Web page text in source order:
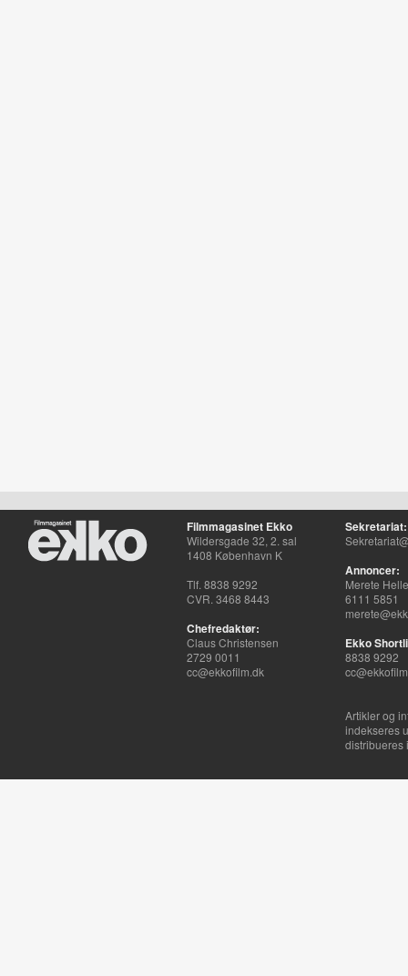
Filmmagasinet Ekko
Wildersgade 32, 2. sal
1408 København K
Tlf. 8838 9292
CVR. 3468 8443
Chefredaktør:
Claus Christensen
2729 0011
cc@ekkofilm.dk
Sekretariat:
Annoncer:
Merete
6111 5851
Ekko
8838 9292
Artikler og
indekseres
distribueres